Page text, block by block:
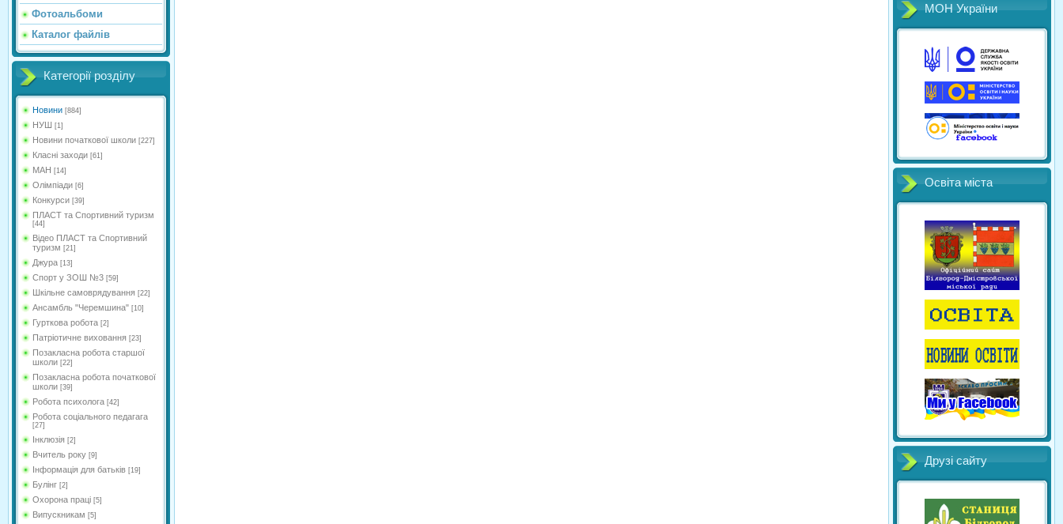
Фотоальбоми
Каталог файлів
Категорії розділу
Новини [884]
НУШ [1]
Новини початкової школи [227]
Класні заходи [61]
МАН [14]
Олімпіади [6]
Конкурси [39]
ПЛАСТ та Спортивний туризм
[44]
Відео ПЛАСТ та Спортивний
туризм [21]
Джура [13]
Спорт у ЗОШ №3 [59]
Шкільне самоврядування [22]
Ансамбль "Черемшина" [10]
Гурткова робота [2]
Патріотичне виховання [23]
Позакласна робота старшої
школи [22]
Позакласна робота початкової
школи [39]
Робота психолога [42]
Робота соціального педагага
[27]
Інклюзія [2]
Вчитель року [9]
Інформація для батьків [19]
Булінг [2]
Охорона праці [5]
Випускникам [5]
МОН України
Освіта міста
Друзі сайту